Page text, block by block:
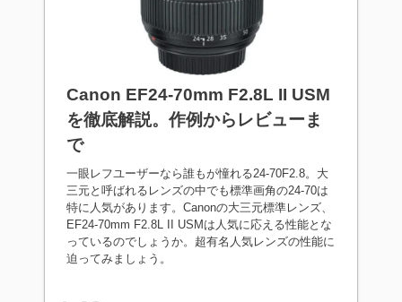
Canon EF24-70mm F2.8L II USM
を徹底解説。作例からレビューま
で
一眼レフユーザーなら誰もが憧れる24-70F2.8。大
三元と呼ばれるレンズの中でも標準画角の24-70は
特に人気があります。Canonの大三元標準レンズ、
EF24-70mm F2.8L II USMは人気に応える性能とな
っているのでしょうか。超有名人気レンズの性能に
迫ってみましょう。